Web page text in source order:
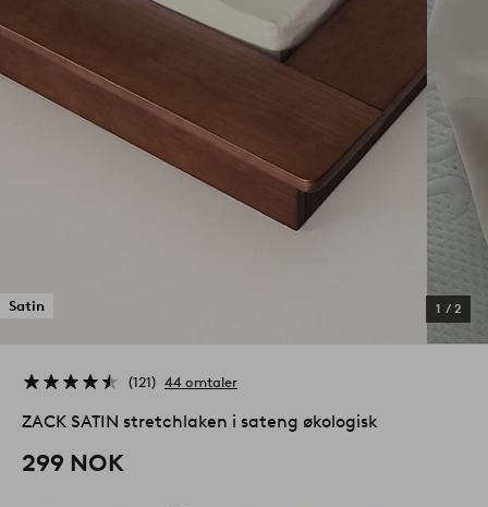
Satin 1 / 2
121 44 omtaler
ZACK SATIN stretchlaken i sateng økologisk
299 NOK